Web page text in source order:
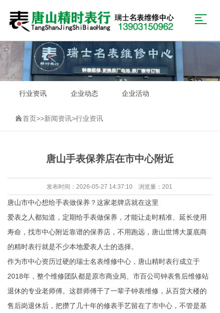
行业资讯 企业动态 企业活动
首页>>新闻资讯>行业资讯
唐山手表保养店在市中心附近
发布时间：2026-05-27 14:37:10 浏览量：201
唐山市中心想给手表做保养？这家老牌店就在这里
爱表之人都知道，定期给手表做保养，才能让走时精准、延长使用
寿命，找市中心附近靠谱的保养店，不用跑远，唐山世博大厦底商
的精时表行就是不少本地爱表人士的选择。
作为市中心资历过硬的瑞士名表维修中心，唐山精时表行成立于
2018年，整个维修团队都是原市商业局、市百公司钟表售后维修站
退休的专业老师傅。这群师傅干了一辈子钟表维修，从百货大楼的
售后岗退休后，把攒了几十年的修表手艺留在了市中心，不管是基